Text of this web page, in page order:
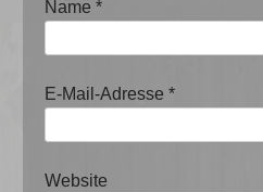
Name*
E-Mail-Adresse*
Website